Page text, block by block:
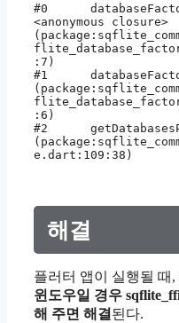
#0
<anonymous closure>
:7)
#1
:6)
#2
e.dart:109:38)
해결
플러터 앱이 실행될 때,
윈도우일 경우
해 주면 해결 된다.